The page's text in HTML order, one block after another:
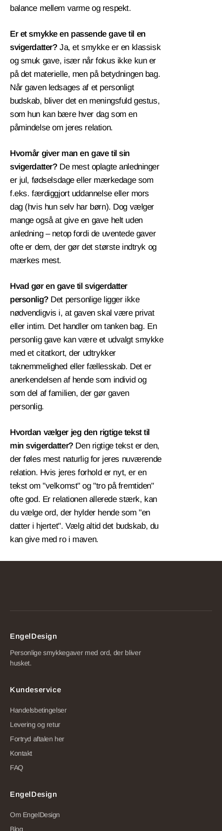
balance mellem varme og respekt.
Er et smykke en passende gave til en
svigerdatter?Ja, et smykke er en klassisk
og smuk gave, især når fokus ikke kun er
på det materielle, men på betydningen bag.
Når gaven ledsages af et personligt
budskab, bliver det en meningsfuld gestus,
som hun kan bære hver dag som en
påmindelse om jeres relation.
Hvornår giver man en gave til sin
svigerdatter?De mest oplagte anledninger
er jul, fødselsdage eller mærkedage som
f.eks. færdiggjort uddannelse eller mors
dag (hvis hun selv har børn). Dog vælger
mange også at give en gave helt uden
anledning – netop fordi de uventede gaver
ofte er dem, der gør det største indtryk og
mærkes mest.
Hvad gør en gave til svigerdatter
personlig?Det personlige ligger ikke
nødvendigvis i, at gaven skal være privat
eller intim. Det handler om tanken bag. En
personlig gave kan være et udvalgt smykke
med et citatkort, der udtrykker
taknemmelighed eller fællesskab. Det er
anerkendelsen af hende som individ og
som del af familien, der gør gaven
personlig.
Hvordan vælger jeg den rigtige tekst til
min svigerdatter?Den rigtige tekst er den,
der føles mest naturlig for jeres nuværende
relation. Hvis jeres forhold er nyt, er en
tekst om "velkomst" og "tro på fremtiden"
ofte god. Er relationen allerede stærk, kan
du vælge ord, der hylder hende som "en
datter i hjertet". Vælg altid det budskab, du
kan give med ro i maven.
EngelDesign
Personlige smykkegaver med ord, der bliver
husket.
Kundeservice
Handelsbetingelser
Levering og retur
Fortryd aftalen her
Kontakt
FAQ
EngelDesign
Om EngelDesign
Blog